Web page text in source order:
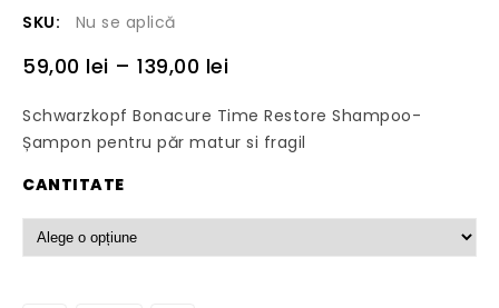
SKU: Nu se aplică
59,00 lei – 139,00 lei
Schwarzkopf Bonacure Time Restore Shampoo-
Șampon pentru păr matur si fragil
CANTITATE